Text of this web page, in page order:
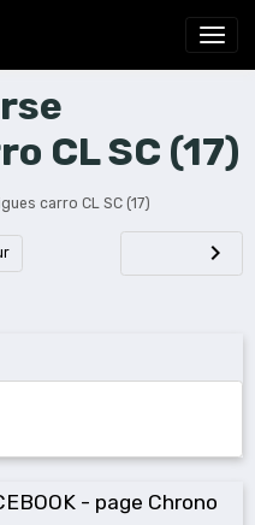
CL SC (17)
- page Chrono